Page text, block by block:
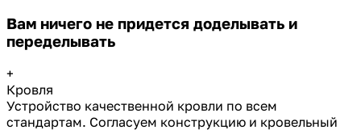
Вам ничего не придется доделывать и
переделывать
+
Кровля
Устройство качественной кровли по всем
стандартам. Согласуем конструкцию и кровельный